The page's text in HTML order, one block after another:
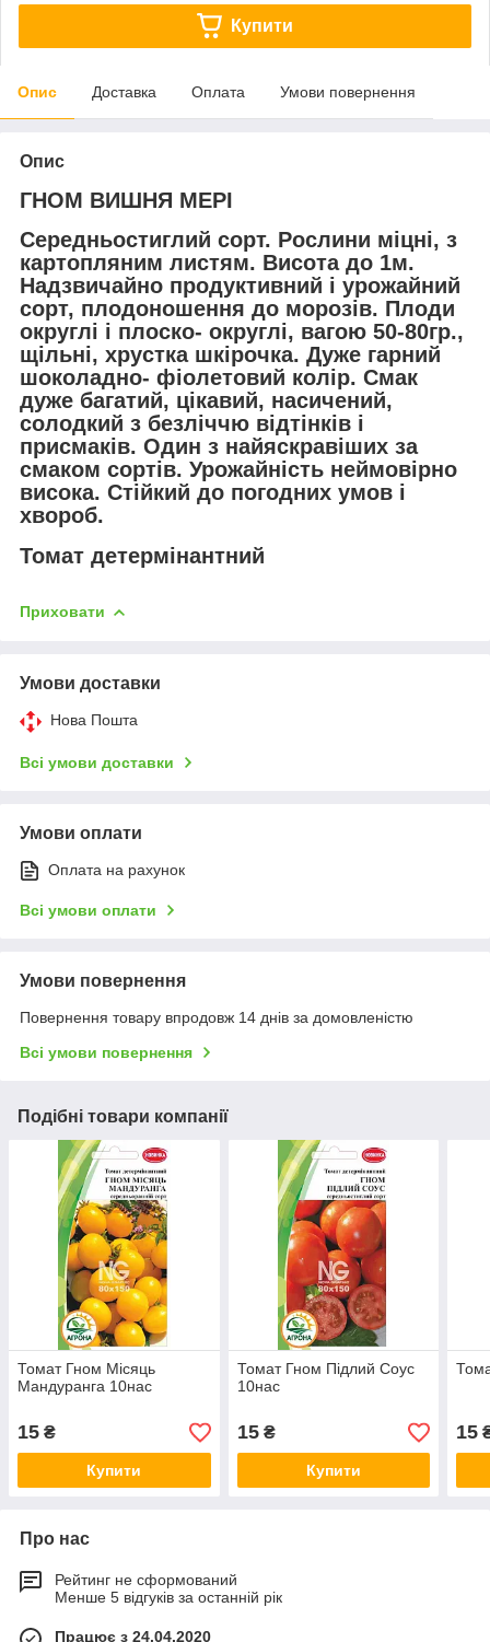
Купити
Опис Доставка Оплата Умови повернення
Опис
ГНОМ ВИШНЯ МЕРІ
Середньостиглий сорт. Рослини міцні, з
картопляним листям. Висота до 1м.
Надзвичайно продуктивний і урожайний
сорт, плодоношення до морозів. Плоди
округлі і плоско- округлі, вагою 50-80гр.,
щільні, хрустка шкірочка. Дуже гарний
шоколадно- фіолетовий колір. Смак
дуже багатий, цікавий, насичений,
солодкий з безліччю відтінків і
присмаків. Один з найяскравіших за
смаком сортів. Урожайність неймовірно
висока. Стійкий до погодних умов і
хвороб.
Томат детермінантний
Приховати
Умови доставки
Нова Пошта
Всі умови доставки
Умови оплати
Оплата на рахунок
Всі умови оплати
Умови повернення
Повернення товару впродовж 14 днів за домовленістю
Всі умови повернення
Подібні товари компанії
Томат Гном Місяць
Мандуранга 10нас
15 ₴
Купити
Томат Гном Підлий Соус
10нас
15₴
Купити
15
Про нас
Рейтинг не сформований
Менше 5 відгуків за останній рік
Працює з 24.04.2020